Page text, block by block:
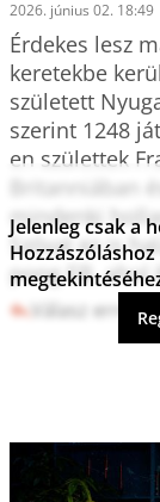
2026. június 02. 18:49
Érdekes lesz
keretekbe
született
szerint 1248
en születtek
Britanniában
mindenki
Szóval ez is
pong EB, ahol
Válasz erre
Jelenleg csak a